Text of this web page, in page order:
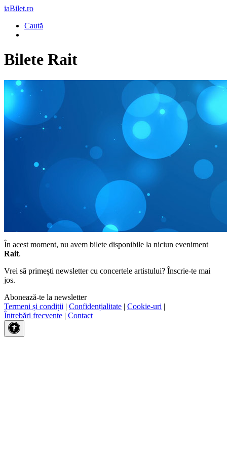
iaBilet.ro
Caută
Bilete Rait
În acest moment, nu avem bilete disponibile la niciun eveniment
Rait.
Vrei să primești newsletter cu concertele artistului? Înscrie-te mai
jos.
Abonează-te la newsletter
Termeni și condiții | Confidențialitate | Cookie-uri |
Întrebări frecvente | Contact